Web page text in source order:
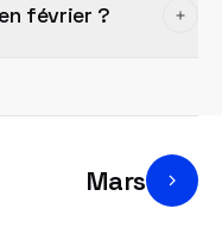
février ?
Mars